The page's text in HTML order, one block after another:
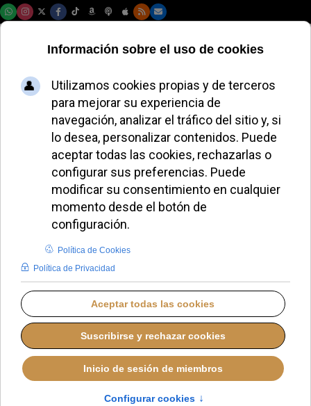
FAMILIA, VIDA E IDENTIDAD
CRISTIANA
La madre de Noelia Castillo pide
a la ONU investigar la eutanasia
autorizada